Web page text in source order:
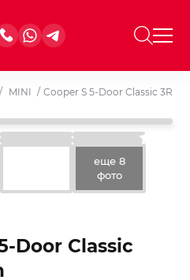
/ MINI / Cooper S 5-Door Classic 3Rd
еще 8
фото
Door Classic